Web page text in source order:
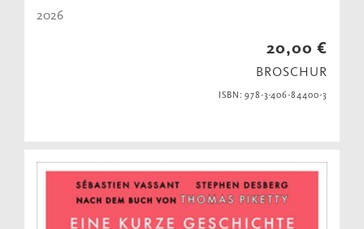
2026
20,00 €
BROSCHUR
ISBN: 978-3-406-84400-3